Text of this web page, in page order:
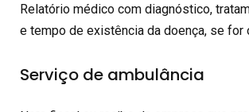
Relatório médico com diagnóstico,
e tempo de existência da doença, se for
Serviço de ambulância